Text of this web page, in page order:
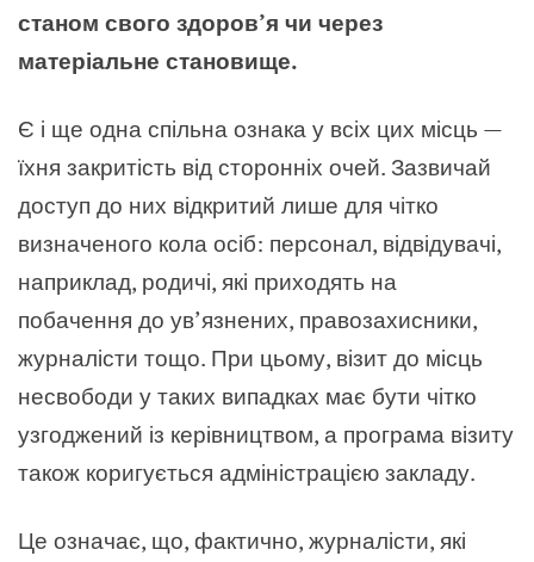
станом свого здоров’я чи через
матеріальне становище.
Є і ще одна спільна ознака у всіх цих місць —
їхня закритість від сторонніх очей. Зазвичай
доступ до них відкритий лише для чітко
визначеного кола осіб: персонал, відвідувачі,
наприклад, родичі, які приходять на
побачення до ув’язнених, правозахисники,
журналісти тощо. При цьому, візит до місць
несвободи у таких випадках має бути чітко
узгоджений із керівництвом, а програма візиту
також коригується адміністрацією закладу.
Це означає, що, фактично, журналісти, які